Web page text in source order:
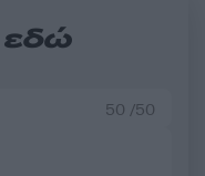
εδώ
50 /50